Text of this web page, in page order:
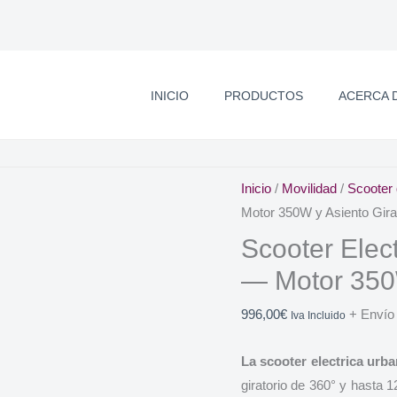
INICIO PRODUCTOS ACERCA
Inicio / Movilidad / Scooter
Motor 350W y Asiento
Scooter
— Motor
996,00€ Iva Incluido + Envío
La scooter electrica
giratorio de 360° y hasta